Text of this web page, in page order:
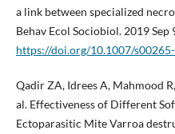
a link between specialized
Behav Ecol Sociobiol. 2019
https://doi.org/10.1007/
Qadir ZA, Idrees A, Mahmood
al. Effectiveness of Different
Ectoparasitic Mite Varroa